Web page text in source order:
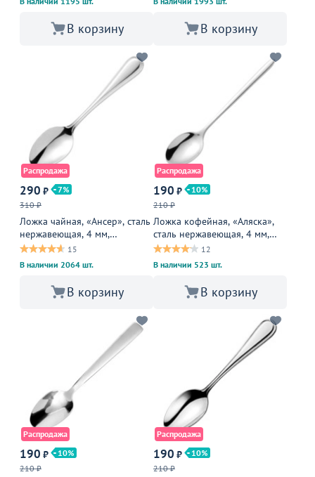
В корзину В корзину
Распродажа
290 ₽
7
310 ₽
Ложка чайная, «Ансер», сталь
нержавеющая, 4 мм,
металлическая
15
В наличии 2064 шт.
В корзину
Распродажа
190 ₽
10
210 ₽
Ложка кофейная, «Аляска»,
сталь нержавеющая, 4 мм,
металлическая
12
В наличии 523 шт.
В корзину
Распродажа
190 ₽
10
210 ₽
Распродажа
190 ₽
10
210 ₽